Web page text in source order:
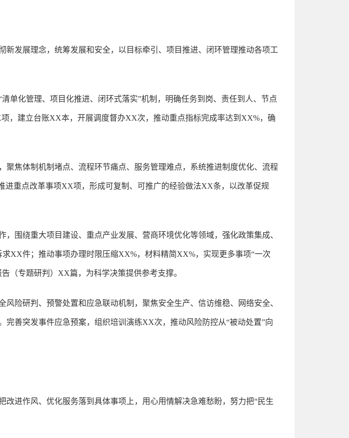
发展理念，统筹发展和安全，以目标牵引、项目推进、闭环管理推动各项工
单化管理、项目化推进、闭环式落实”机制，明确任务到岗、责任到人、节点
建立台账XX本，开展调度督办XX次，推动重点指标完成率达到XX%，确
焦体制机制堵点、流程环节痛点、服务管理难点，系统推进制度优化、流程
重点改革事项XX项，形成可复制、可推广的经验做法XX条，以改革促规
围绕重大项目建设、重点产业发展、营商环境优化等领域，强化政策集成、
XX件；推动事项办理时限压缩XX%，材料精简XX%，实现更多事项“一次
（专题研判）XX篇，为科学决策提供参考支撑。
险研判、预警处置和应急联动机制，聚焦安全生产、信访维稳、网络安全、
善突发事件应急预案，组织培训演练XX次，推动风险防控从“被动处置”向
进作风、优化服务落到具体事项上，用心用情解决急难愁盼，努力把“民生